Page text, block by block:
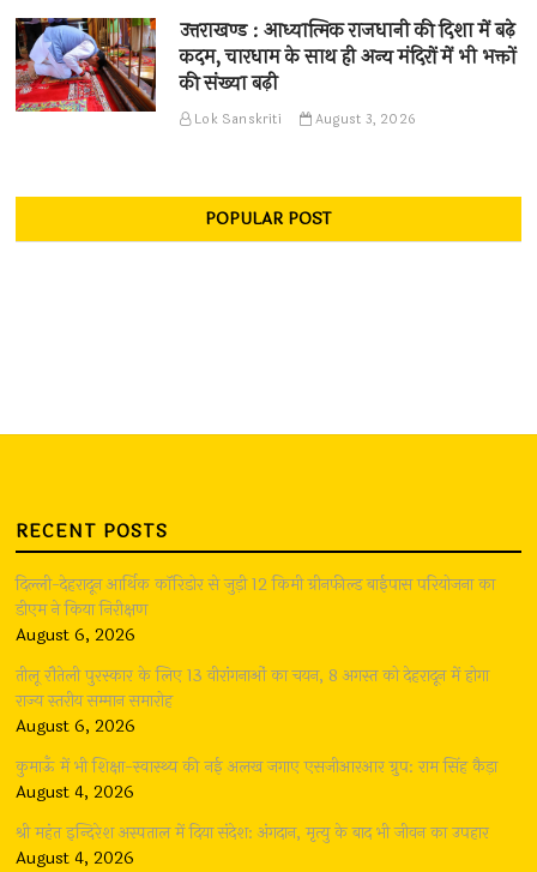
उत्तराखण्ड : आध्यात्मिक राजधानी की दिशा में बढ़े
कदम, चारधाम के साथ ही अन्य मंदिरों में भी भक्तों
की संख्या बढ़ी
Lok Sanskriti August 3, 2026
POPULAR POST
RECENT POSTS
दिल्ली-देहरादून आर्थिक कॉरिडोर से जुड़ी 12 किमी ग्रीनफील्ड बाईपास परियोजना का
डीएम ने किया निरीक्षण
August 6, 2026
तीलू रौतेली पुरस्कार के लिए 13 वीरांगनाओं का चयन, 8 अगस्त को देहरादून में होगा
राज्य स्तरीय सम्मान समारोह
August 6, 2026
कुमाऊँ में भी शिक्षा-स्वास्थ्य की नई अलख जगाए एसजीआरआर ग्रुप: राम सिंह कैड़ा
August 4, 2026
श्री महंत इन्दिरेश अस्पताल में दिया संदेश: अंगदान, मृत्यु के बाद भी जीवन का उपहार
August 4, 2026